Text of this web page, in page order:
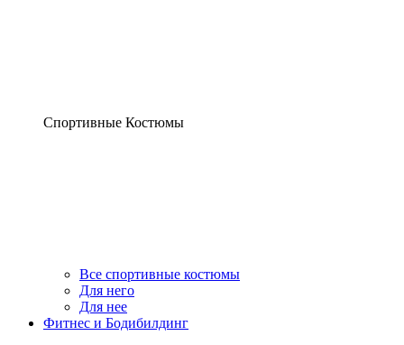
Спортивные Костюмы
Все спортивные костюмы
Для него
Для нее
Фитнес и Бодибилдинг